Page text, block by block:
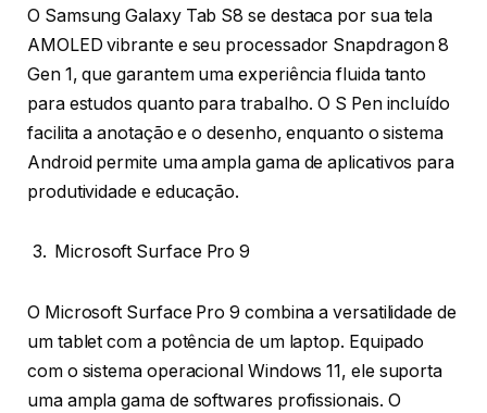
O Samsung Galaxy Tab S8 se destaca por sua tela
AMOLED vibrante e seu processador Snapdragon 8
Gen 1, que garantem uma experiência fluida tanto
para estudos quanto para trabalho. O S Pen incluído
facilita a anotação e o desenho, enquanto o sistema
Android permite uma ampla gama de aplicativos para
produtividade e educação.
Microsoft Surface Pro 9
O Microsoft Surface Pro 9 combina a versatilidade de
um tablet com a potência de um laptop. Equipado
com o sistema operacional Windows 11, ele suporta
uma ampla gama de softwares profissionais. O